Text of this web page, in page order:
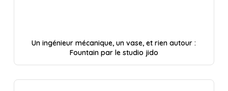
Un ingénieur mécanique, un vase, et rien autour :
Fountain par le studio jido